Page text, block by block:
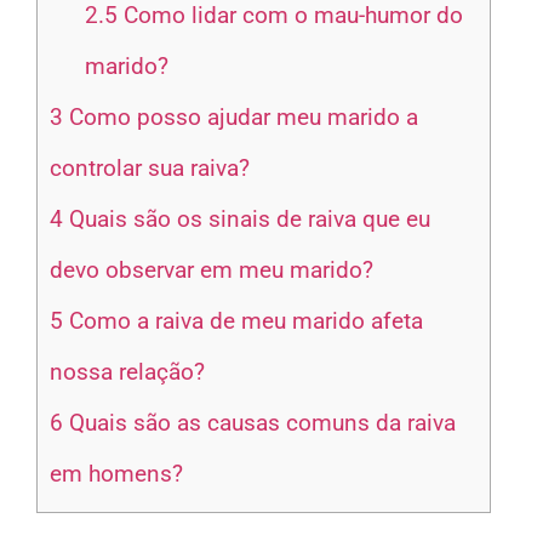
2.5 Como lidar com o mau-humor do
marido?
3 Como posso ajudar meu marido a
controlar sua raiva?
4 Quais são os sinais de raiva que eu
devo observar em meu marido?
5 Como a raiva de meu marido afeta
nossa relação?
6 Quais são as causas comuns da raiva
em homens?